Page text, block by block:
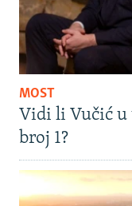
MOST
Vidi li Vučić
broj 1?